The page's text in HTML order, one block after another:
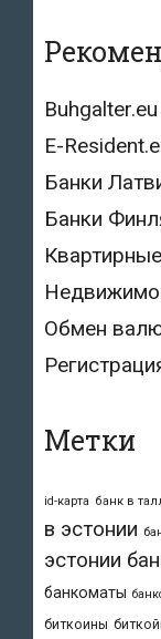
E-
Банки
Банки
Обмен
Метки
id-карта банк в
в эстонии
эстонии
банкоматы
биткоины